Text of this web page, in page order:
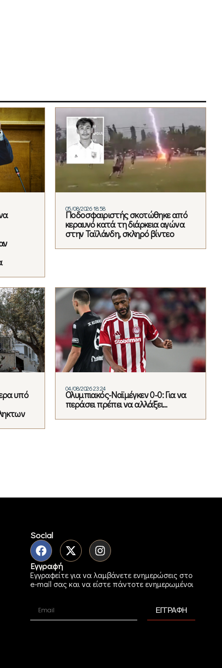
05/08/2026 18:58
Ποδοσφαιριστής σκοτώθηκε από
κεραυνό κατά τη διάρκεια αγώνα
στην Ταϊλάνδη, σκληρό βίντεο
υπό
04/08/2026 23:24
Ολυμπιακός-Ναϊμέγκεν 0-0: Για να
περάσει πρέπει να αλλάξει…
Social
Εγγραφή
Εγγραφείτε για να λαμβάνετε ενημερώσεις στο
e-mail σας και να είστε πάντοτε ενημερωμένοι
ΕΓΓΡΑΦΗ